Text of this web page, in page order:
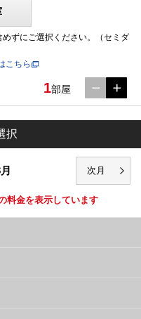
ずにご選択ください。（セミダ
こちら
1部屋
択
料金を表示しています